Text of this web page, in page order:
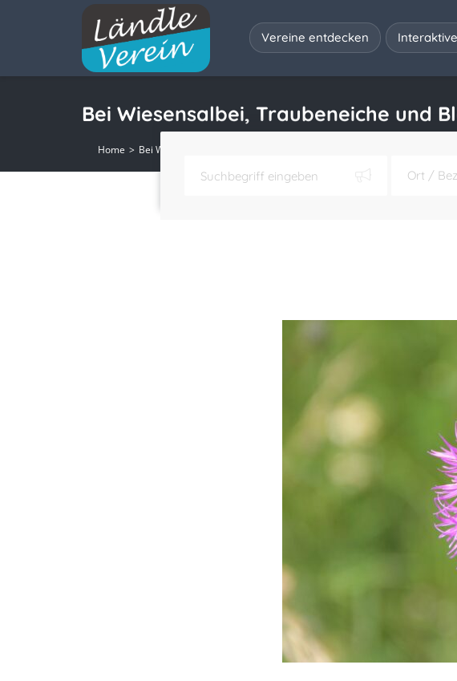
Vereine entdecken
Bei Wiesensalbei, Traubeneiche und
Home Bei Wiesensalbei, Traubeneiche und Bläuling – Biotopexkursion zum